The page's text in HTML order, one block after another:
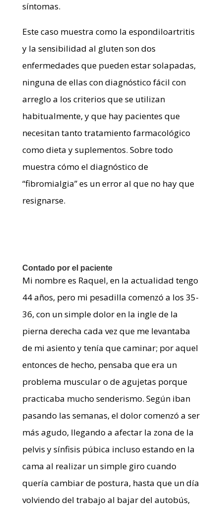
síntomas.
Este caso muestra como la espondiloartritis
y la sensibilidad al gluten son dos
enfermedades que pueden estar solapadas,
ninguna de ellas con diagnóstico fácil con
arreglo a los criterios que se utilizan
habitualmente, y que hay pacientes que
necesitan tanto tratamiento farmacológico
como dieta y suplementos. Sobre todo
muestra cómo el diagnóstico de
“fibromialgia” es un error al que no hay que
resignarse.
Contado por el paciente
Mi nombre es Raquel, en la actualidad tengo
44 años, pero mi pesadilla comenzó a los 35-
36, con un simple dolor en la ingle de la
pierna derecha cada vez que me levantaba
de mi asiento y tenía que caminar; por aquel
entonces de hecho, pensaba que era un
problema muscular o de agujetas porque
practicaba mucho senderismo. Según iban
pasando las semanas, el dolor comenzó a ser
más agudo, llegando a afectar la zona de la
pelvis y sínfisis púbica incluso estando en la
cama al realizar un simple giro cuando
quería cambiar de postura, hasta que un día
volviendo del trabajo al bajar del autobús,